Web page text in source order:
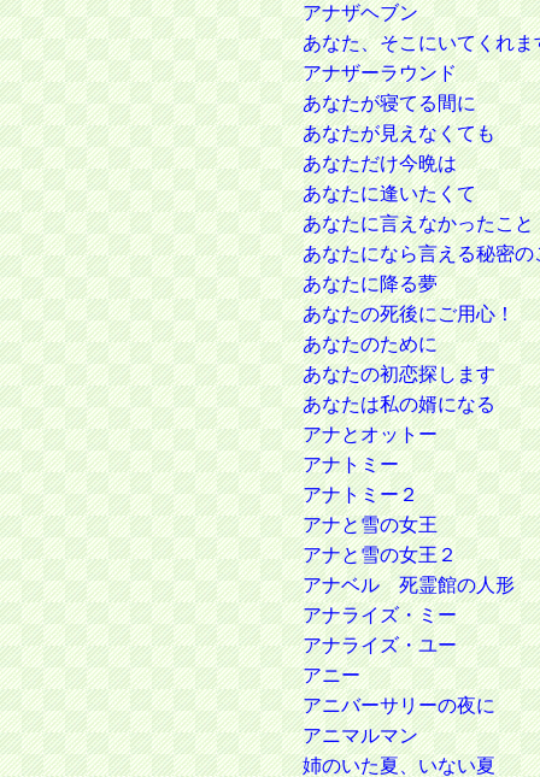
アナザヘブン
あなた、そこにいてくれま
アナザーラウンド
あなたが寝てる間に
あなたが見えなくても
あなただけ今晩は
あなたに逢いたくて
あなたに言えなかったこと
あなたになら言える秘密の
あなたに降る夢
あなたの死後にご用心！
あなたのために
あなたの初恋探します
あなたは私の婿になる
アナとオットー
アナトミー
アナトミー２
アナと雪の女王
アナと雪の女王２
アナベル 死霊館の人形
アナライズ・ミー
アナライズ・ユー
アニー
アニバーサリーの夜に
アニマルマン
姉のいた夏、いない夏